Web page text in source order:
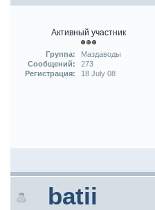
Активный участник
Группа:
Маздаводы
Сообщений:
273
Регистрация:
18 July 08
batii